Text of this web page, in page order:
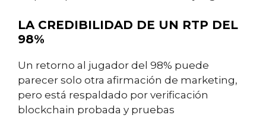
LA CREDIBILIDAD DE UN RTP DEL
98%
Un retorno al jugador del 98% puede
parecer solo otra afirmación de marketing,
pero está respaldado por verificación
blockchain probada y pruebas